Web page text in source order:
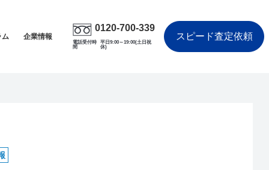
ム 企業情報
0120-700-339
電話受付時
間
平日9:00～19:00(土日祝
休)
スピード査定依頼